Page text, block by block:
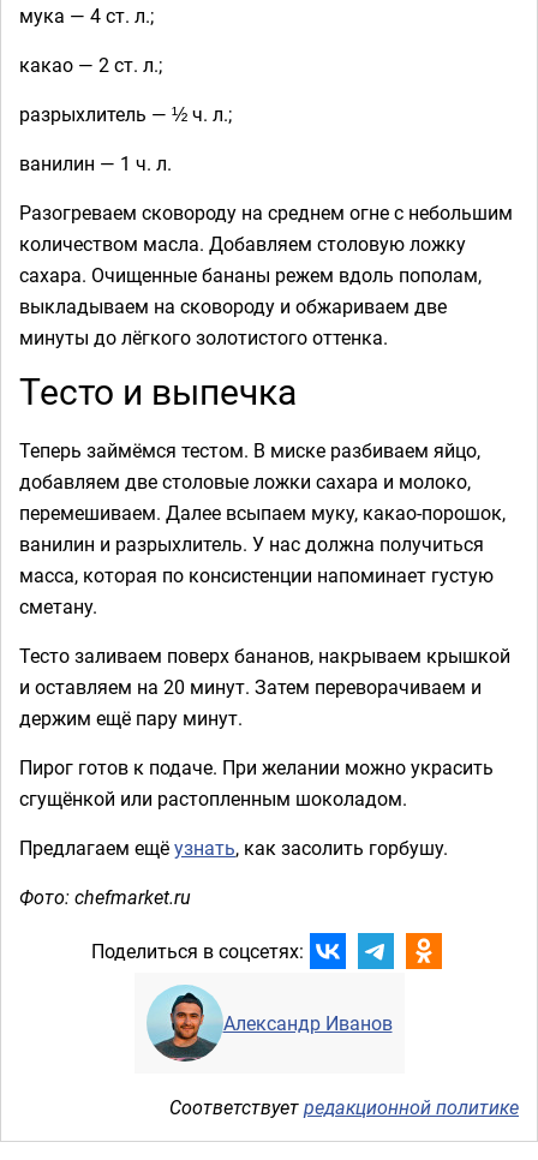
мука — 4 ст. л.;
какао — 2 ст. л.;
разрыхлитель — ½ ч. л.;
ванилин — 1 ч. л.
Разогреваем сковороду на среднем огне с небольшим
количеством масла. Добавляем столовую ложку
сахара. Очищенные бананы режем вдоль пополам,
выкладываем на сковороду и обжариваем две
минуты до лёгкого золотистого оттенка.
Тесто и выпечка
Теперь займёмся тестом. В миске разбиваем яйцо,
добавляем две столовые ложки сахара и молоко,
перемешиваем. Далее всыпаем муку, какао-порошок,
ванилин и разрыхлитель. У нас должна получиться
масса, которая по консистенции напоминает густую
сметану.
Тесто заливаем поверх бананов, накрываем крышкой
и оставляем на 20 минут. Затем переворачиваем и
держим ещё пару минут.
Пирог готов к подаче. При желании можно украсить
сгущёнкой или растопленным шоколадом.
Предлагаем ещёузнать, как засолить горбушу.
Фото: chefmarket.ru
Поделиться в соцсетях:
Александр Иванов
Соответствуетредакционной политике